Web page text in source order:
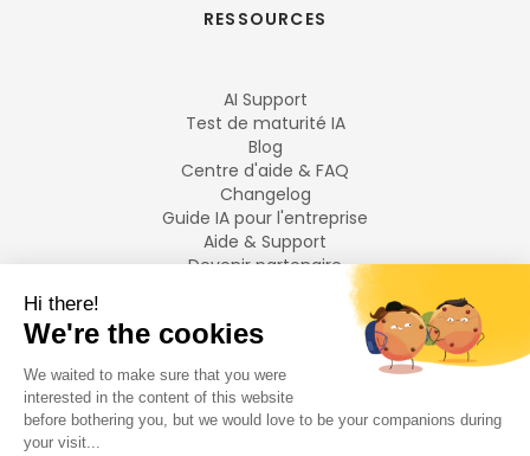
RESSOURCES
AI Support
Test de maturité IA
Blog
Centre d'aide & FAQ
Changelog
Guide IA pour l'entreprise
Aide & Support
Devenir partenaire
LANGUES
Français
English